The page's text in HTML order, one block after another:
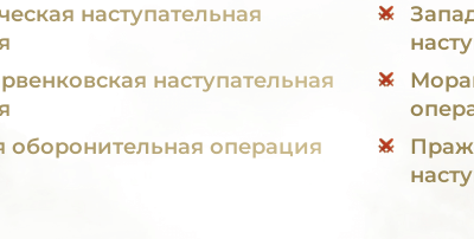
наступательная
наступательная
оборонительная операция